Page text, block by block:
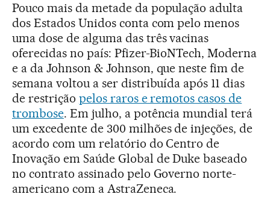
Pouco mais da metade da população adulta
dos Estados Unidos conta com pelo menos
uma dose de alguma das três vacinas
oferecidas no país: Pfizer-BioNTech, Moderna
e a da Johnson & Johnson, que neste fim de
semana voltou a ser distribuída após 11 dias
de restrição pelos raros e remotos casos de
trombose. Em julho, a potência mundial terá
um excedente de 300 milhões de injeções, de
acordo com um relatório do Centro de
Inovação em Saúde Global de Duke baseado
no contrato assinado pelo Governo norte-
americano com a AstraZeneca.